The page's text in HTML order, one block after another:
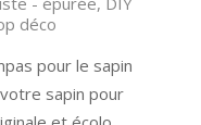
déco
pour le sapin
sapin pour